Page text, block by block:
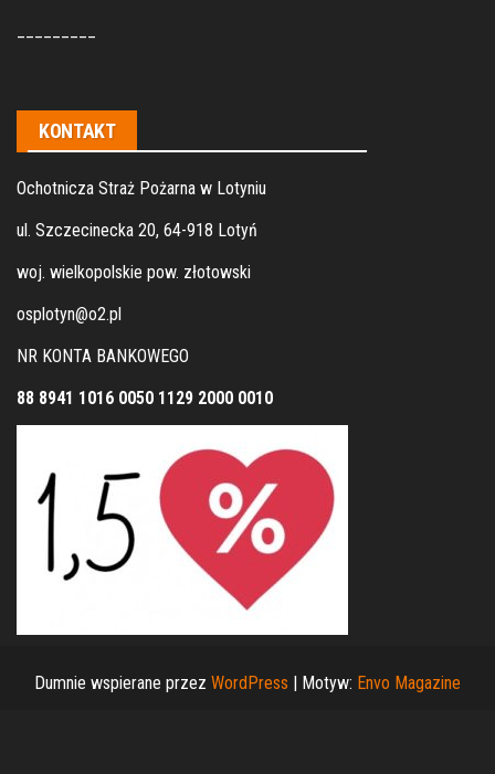
KONTAKT
Ochotnicza Straż Pożarna w Lotyniu
ul. Szczecinecka 20, 64-918 Lotyń
woj. wielkopolskie pow. złotowski
osplotyn@o2.pl
NR KONTA BANKOWEGO
88 8941 1016 0050 1129 2000 0010
Dumnie wspierane przez WordPress | Motyw: Envo Magazine